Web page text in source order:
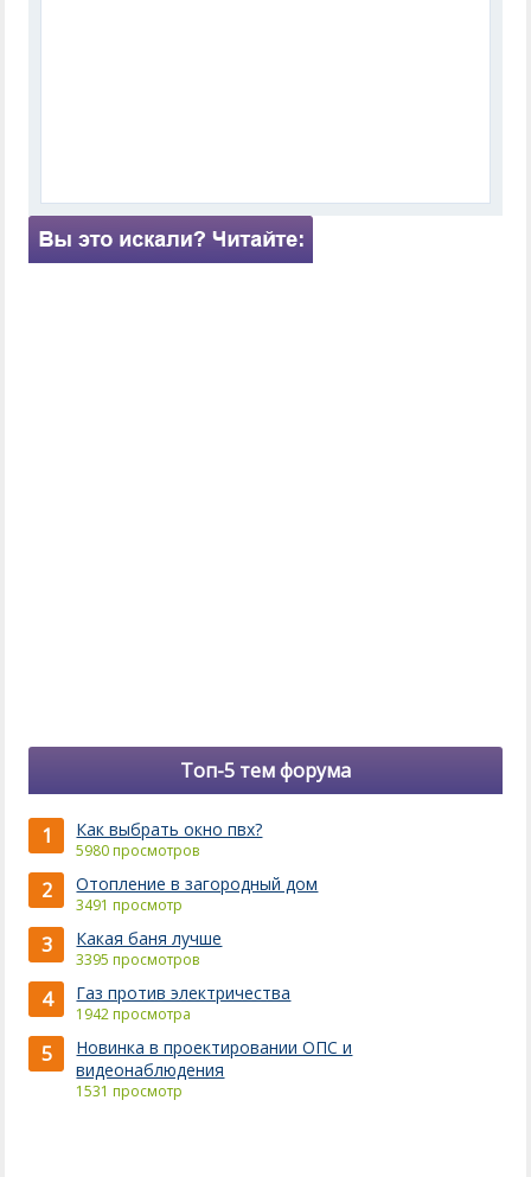
Топ-5 тем форума
1 Как выбрать окно пвх?
5980 просмотров
2 Отопление в загородный дом
3491 просмотр
3 Какая баня лучше
3395 просмотров
4 Газ против электричества
1942 просмотра
5
Новинка в проектировании ОПС и
видеонаблюдения
1531 просмотр